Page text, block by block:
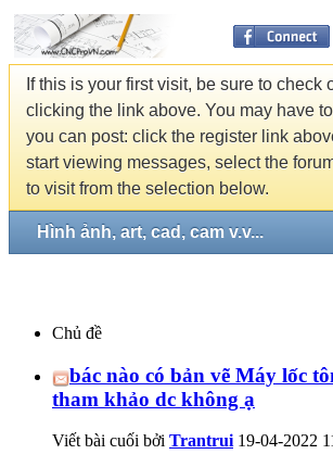
If this is your first visit, be sure to check
clicking the link above. You may have to
you can post: click the register link
start viewing messages, select the
to visit from the selection below.
Hình ảnh, art, cad, cam v.v...
Chủ đề
bác nào có bản vẽ Máy lốc
tham khảo dc không ạ
Viết bài cuối bởi Trantrui 19-04-2022